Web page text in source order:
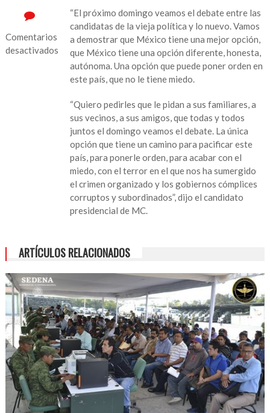
Comentarios
desactivados
“El próximo domingo veamos el debate entre las
candidatas de la vieja política y lo nuevo. Vamos
a demostrar que México tiene una mejor opción,
que México tiene una opción diferente, honesta,
autónoma. Una opción que puede poner orden en
este país, que no le tiene miedo.
“Quiero pedirles que le pidan a sus familiares, a
sus vecinos, a sus amigos, que todas y todos
juntos el domingo veamos el debate. La única
opción que tiene un camino para pacificar este
país, para ponerle orden, para acabar con el
miedo, con el terror en el que nos ha sumergido
el crimen organizado y los gobiernos cómplices
corruptos y subordinados”, dijo el candidato
presidencial de MC.
ARTÍCULOS RELACIONADOS